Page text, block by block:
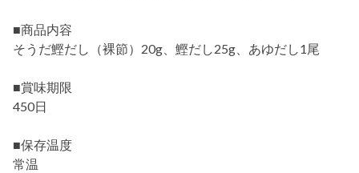
■商品内容
そうだ鰹だし（裸節）20g、鰹だし25g、あゆだし1尾
■賞味期限
450日
■保存温度
常温